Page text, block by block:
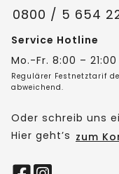
0800 / 5 654
Service Hotline
Mo.-Fr. 8:00 –
Regulärer Festnetztarif
abweichend.
Oder schreib uns
Hier geht’s zum